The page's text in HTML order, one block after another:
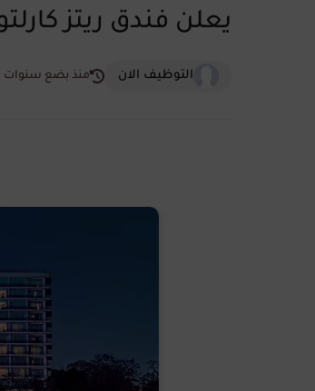
يعلن فندق ريتز
التوظيف الان منذ بضع سنوات